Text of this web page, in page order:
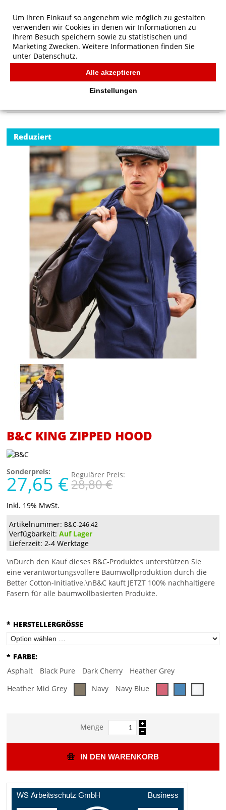
B&C KING Zipped Hood
Reduziert
B&C KING ZIPPED HOOD
Sonderpreis:
27,65 € Regulärer Preis:
28,80 €
Inkl. 19% MwSt.
Artikelnummer: B&C-246.42
Verfügbarkeit:Auf Lager
Lieferzeit: 2-4 Werktage
\nDurch den Kauf dieses B&C-Produktes unterstützen Sie
eine verantwortungsvollere Baumwollproduktion durch die
Better Cotton-Initiative.\nB&C kauft JETZT 100% nachhaltigere
Fasern für alle baumwollbasierten Produkte.
* HERSTELLERGRÖSSE
* FARBE:
Asphalt
Black Pure Dark Cherry
Heather Grey
Heather Mid Grey
Navy Navy Blue
Menge
IN DEN WARENKORB
Um Ihren Einkauf so angenehm wie möglich zu gestalten
verwenden wir Cookies in denen wir Informationen zu
Ihrem Besuch speichern sowie zu statistischen und
Marketing Zwecken. Weitere Informationen finden Sie
unter Datenschutz.
Alle akzeptieren
Einstellungen